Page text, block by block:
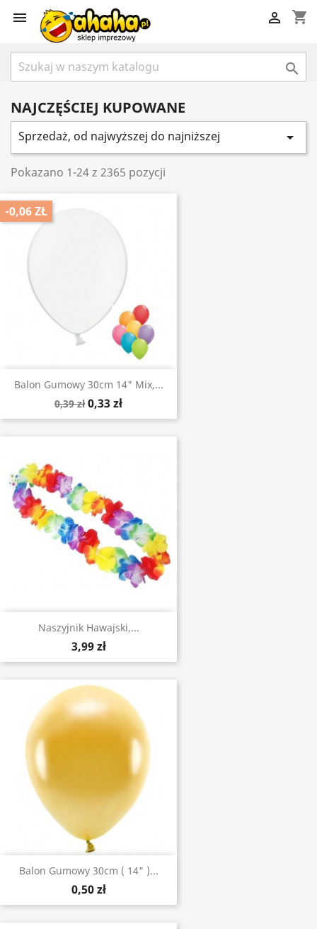
 shopping_cart


NAJCZĘŚCIEJ KUPOWANE
Sprzedaż, od najwyższej do najniższej 
Pokazano 1-24 z 2365 pozycji
Balon Gumowy 30cm 14" Mix,...
0,39 zł 0,33 zł
-0,06 ZŁ
Naszyjnik Hawajski,...
3,99 zł
Balon Gumowy 30cm ( 14" )...
0,50 zł